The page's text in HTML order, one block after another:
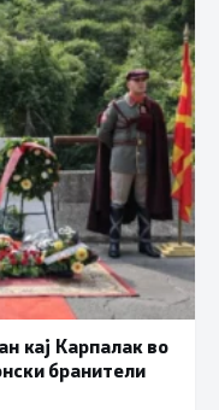
кај Карпалак во
бранители